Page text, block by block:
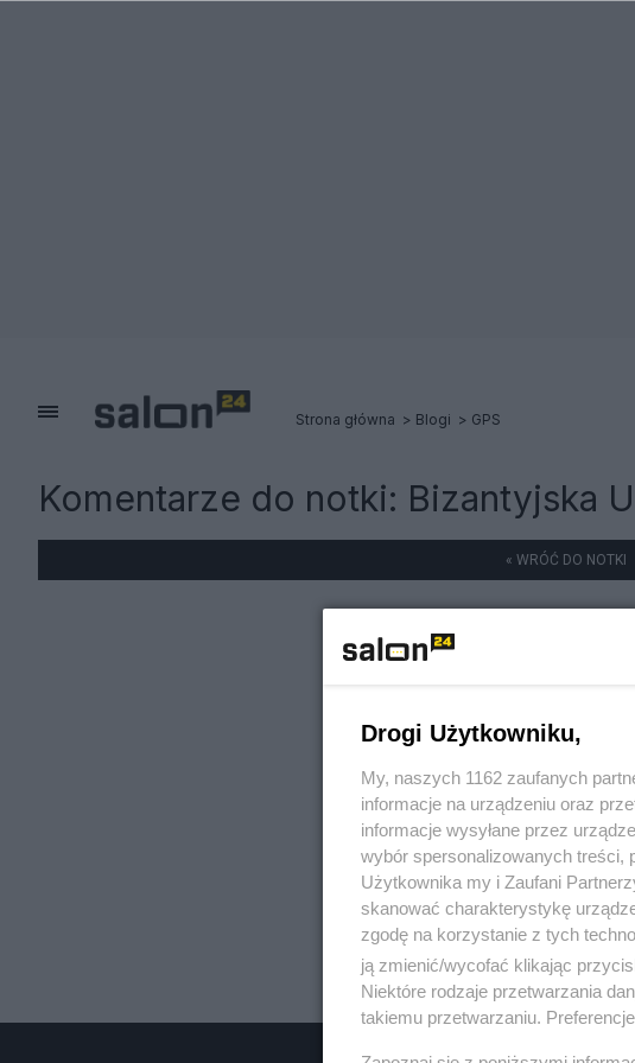
Strona główna Blogi GPS
Komentarze do notki: Bizantyjska
« WRÓĆ DO NOTKI
Drogi Użytkowniku,
My, naszych 1162 zaufanych
informacje na urządzeniu oraz
informacje wysyłane przez
wybór spersonalizowanych treści,
Użytkownika my i Zaufani
skanować charakterystykę
zgodę na korzystanie z tych
ją zmienić/wycofać klikając
Niektóre rodzaje przetwarzania
takiemu przetwarzaniu.